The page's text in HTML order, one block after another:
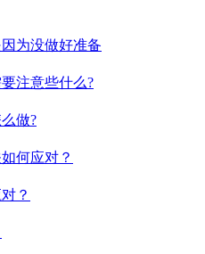
为没做好准备
注意些什么?
做?
何应对？
？